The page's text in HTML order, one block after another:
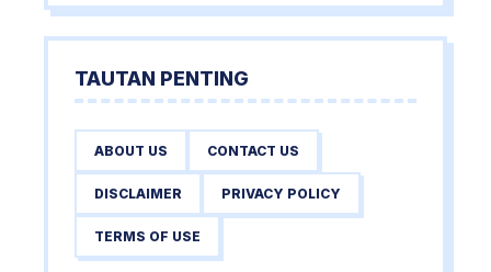
TAUTAN PENTING
ABOUT US CONTACT US
DISCLAIMER PRIVACY POLICY
TERMS OF USE